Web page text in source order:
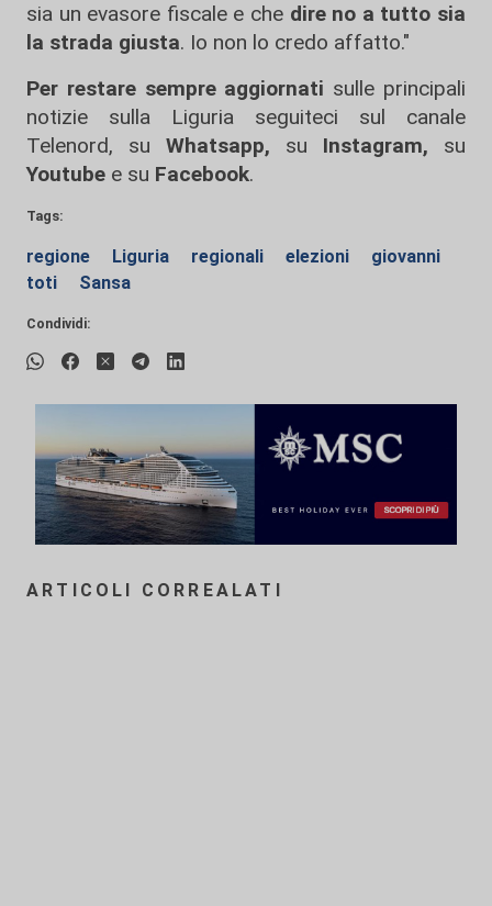
sia un evasore fiscale e che dire no a tutto sia
la strada giusta. Io non lo credo affatto."
Per restare sempre aggiornati sulle principali
notizie sulla Liguria seguiteci sul canale
Telenord, su
Whatsapp, su Instagram, su
Youtube e su Facebook.
Tags:
regione Liguria regionali elezioni
giovanni
toti
Sansa
Condividi:
ARTICOLI CORREALATI